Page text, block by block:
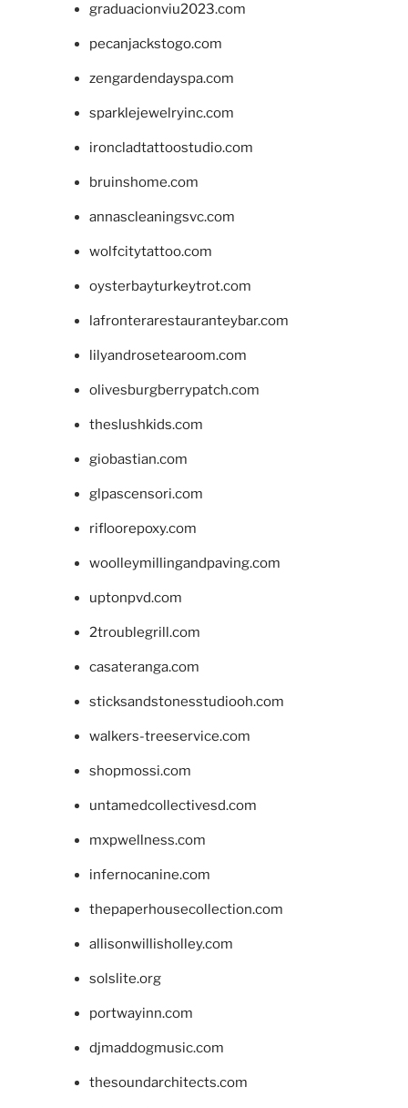
graduacionviu2023.com
pecanjackstogo.com
zengardendayspa.com
sparklejewelryinc.com
ironcladtattoostudio.com
bruinshome.com
annascleaningsvc.com
wolfcitytattoo.com
oysterbayturkeytrot.com
lafronterarestauranteybar.com
lilyandrosetearoom.com
olivesburgberrypatch.com
theslushkids.com
giobastian.com
glpascensori.com
rifloorepoxy.com
woolleymillingandpaving.com
uptonpvd.com
2troublegrill.com
casateranga.com
sticksandstonesstudiooh.com
walkers-treeservice.com
shopmossi.com
untamedcollectivesd.com
mxpwellness.com
infernocanine.com
thepaperhousecollection.com
allisonwillisholley.com
solslite.org
portwayinn.com
djmaddogmusic.com
thesoundarchitects.com